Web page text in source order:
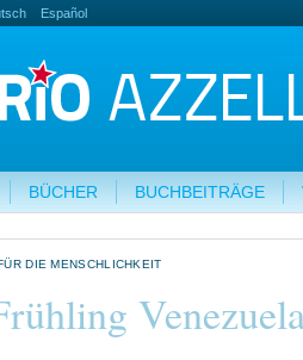
Español
BÜCHER BUCHBEITRÄGE
DIE MENSCHLICHKEIT